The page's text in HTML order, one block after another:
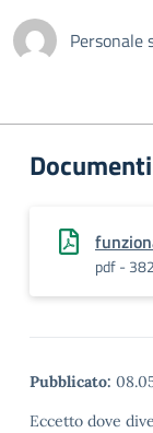
Personale
Documenti
pdf -
Pubblicato:
Eccetto dove